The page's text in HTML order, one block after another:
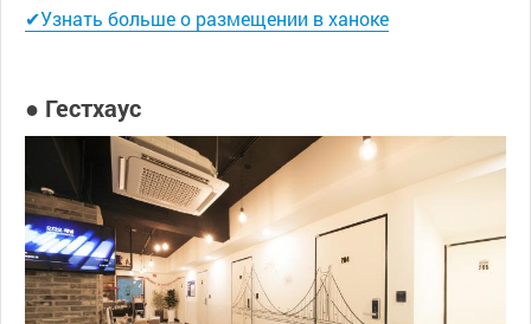
✔Узнать больше о размещении в ханоке
● Гестхаус